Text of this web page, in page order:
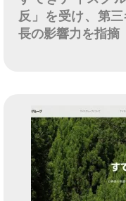
反」を受け、第
長の影響力を指摘